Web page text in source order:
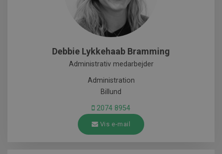
Debbie Lykkehaab Bramming
Administrativ medarbejder
Administration
Billund
2074 8954
Vis e-mail